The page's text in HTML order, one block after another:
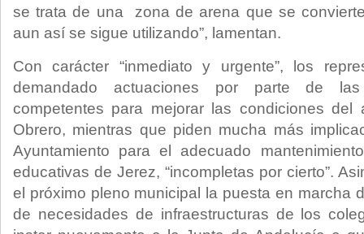
se trata de una zona de arena que se
aun así se sigue utilizando”, lamentan.
Con carácter “inmediato y urgente”, los
demandado actuaciones por parte de las
competentes para mejorar las condiciones del
Obrero, mientras que piden mucha más
Ayuntamiento para el adecuado
educativas de Jerez, “incompletas por cierto”.
el próximo pleno municipal la puesta en marcha
de necesidades de infraestructuras de los